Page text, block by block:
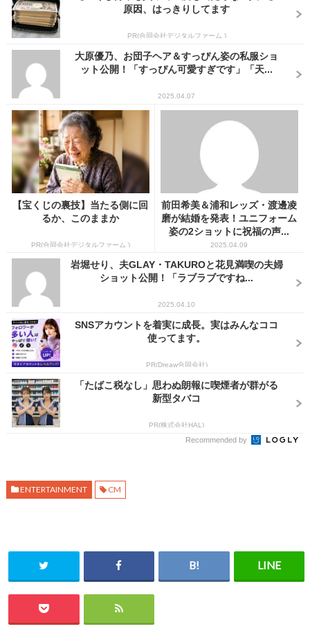
原因、はっきりしてます
PR(合同会社デジタルファーム )
大原優乃、お団子ヘア＆すっぴん姿の私服ショ
ット公開！「すっぴん可愛すぎです」「天...
2025.04.07
【宝くじの裏技】当たる側に回
るか、このままか
PR(合同会社デジタルファーム )
前田希美＆浦和レッズ・渡邊凌
磨が結婚を発表！ユニフォーム
姿の2ショットに祝福の声...
2025.04.09
岩堀せり、夫GLAY・TAKUROと花見満喫の夫婦
ショット公開！「ラブラブですね...
2025.04.10
SNSアカウントを着実に成長。実はみんなココ
使ってます。
PR(Dreaw合同会社)
「たばこ税なし」思わぬ朗報に喫煙者が群がる
新型タバコ
PR(株式会社HAL)
Recommended by
ENTERTAINMENT CM